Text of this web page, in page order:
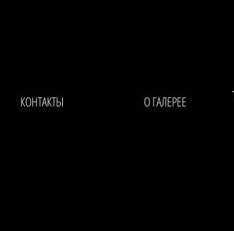
О ГАЛЕРЕЕ
КОНТАКТЫ